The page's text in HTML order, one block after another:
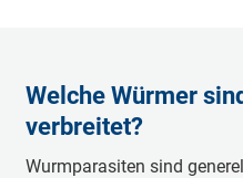
Welche Würmer
verbreitet?
Wurmparasiten sind